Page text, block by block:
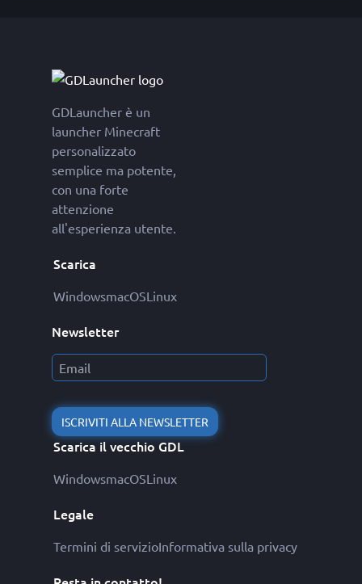
GDLauncher è un
launcher Minecraft
personalizzato
semplice ma potente,
con una forte
attenzione
all'esperienza utente.
Scarica
WindowsmacOSLinux
Newsletter
ISCRIVITI ALLA NEWSLETTER
Scarica il vecchio GDL
WindowsmacOSLinux
Legale
Termini di servizioInformativa sulla privacy